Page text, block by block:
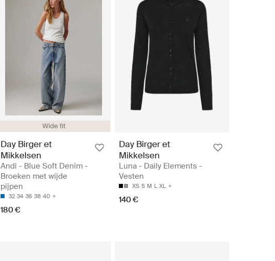
Wide fit
Day Birger et
Mikkelsen
Andi - Blue Soft Denim -
Broeken met wijde
pijpen
32 34 36 38 40
180 €
Day Birger et
Mikkelsen
Luna - Daily Elements -
Vesten
XS S M L XL
140 €